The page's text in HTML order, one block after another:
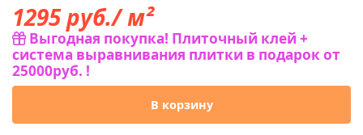
1295руб./ м²
Выгодная покупка! Плиточный клей +
система выравнивания плитки в подарок от
25000руб. !
В корзину